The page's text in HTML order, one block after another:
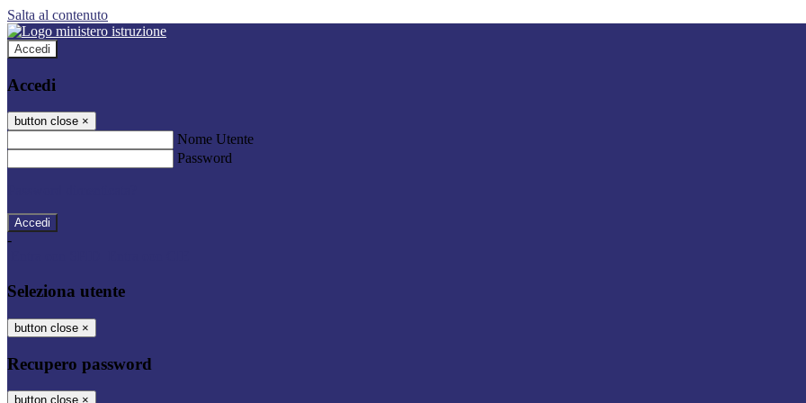
Salta al contenuto
Accedi
Accedi
button close ×
Nome Utente
Password
-
Seleziona utente
button close ×
Recupero password
button close ×